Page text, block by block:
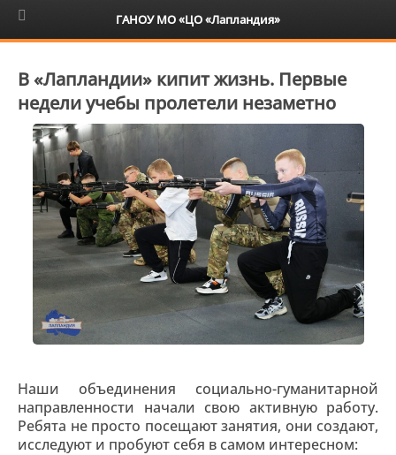
6+
В «Лапландии» кипит жизнь. Первые
недели учебы пролетели незаметно
Наши объединения социально-гуманитарной
направленности начали свою активную работу.
Ребята не просто посещают занятия, они создают,
исследуют и пробуют себя в самом интересном:
ГАНОУ МО «ЦО «Лапландия»